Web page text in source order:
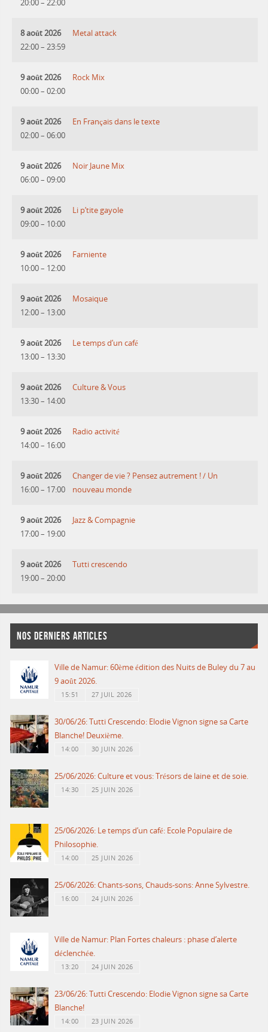
20:00– 22:00
8 août 2026
22:00– 23:59
Metal attack
9 août 2026
00:00– 02:00
Rock Mix
9 août 2026
02:00– 06:00
En Français dans le texte
9 août 2026
06:00– 09:00
Noir Jaune Mix
9 août 2026
09:00– 10:00
Li p’tite gayole
9 août 2026
10:00– 12:00
Farniente
9 août 2026
12:00– 13:00
Mosaique
9 août 2026
13:00– 13:30
Le temps d’un café
9 août 2026
13:30– 14:00
Culture & Vous
9 août 2026
14:00– 16:00
Radio activité
9 août 2026
16:00– 17:00
Changer de vie ? Pensez autrement ! / Un
nouveau monde
9 août 2026
17:00– 19:00
Jazz & Compagnie
9 août 2026
19:00– 20:00
Tutti crescendo
NOS DERNIERS ARTICLES
Ville de Namur: 60ème édition des Nuits de Buley du 7 au
9 août 2026.
15:51 27 JUIL 2026
30/06/26: Tutti Crescendo: Elodie Vignon signe sa Carte
Blanche! Deuxième.
14:00 30 JUIN 2026
25/06/2026: Culture et vous: Trésors de laine et de soie.
14:30 25 JUIN 2026
25/06/2026: Le temps d’un café: Ecole Populaire de
Philosophie.
14:00 25 JUIN 2026
25/06/2026: Chants-sons, Chauds-sons: Anne Sylvestre.
16:00 24 JUIN 2026
Ville de Namur: Plan Fortes chaleurs : phase d’alerte
déclenchée.
13:20 24 JUIN 2026
23/06/26: Tutti Crescendo: Elodie Vignon signe sa Carte
Blanche!
14:00 23 JUIN 2026